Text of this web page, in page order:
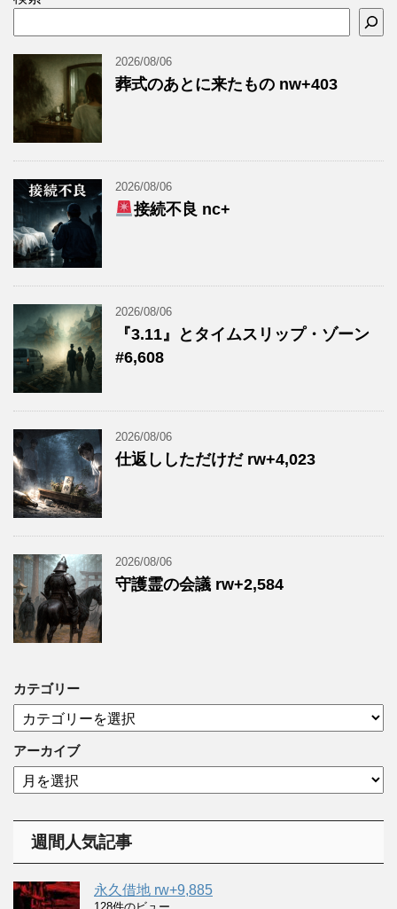
2026/08/06
葬式のあとに来たもの nw+403
2026/08/06
接続不良 nc+
2026/08/06
『3.11』とタイムスリップ・ゾーン
#6,608
2026/08/06
仕返ししただけだ rw+4,023
2026/08/06
守護霊の会議 rw+2,584
カテゴリー
テ
ゴ
リ
ー
アーカイブ
ア
ー
週間人気記事
永久借地 rw+9,885